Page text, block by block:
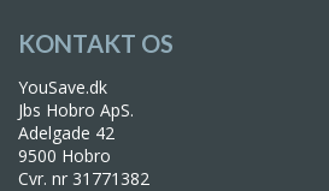
KONTAKT OS
YouSave.dk
Jbs Hobro ApS.
Adelgade 42
9500 Hobro
Cvr. nr 31771382